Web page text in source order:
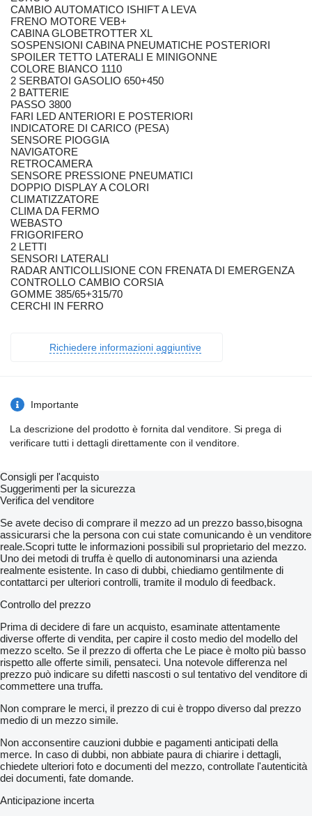
CAMBIO AUTOMATICO ISHIFT A LEVA
FRENO MOTORE VEB+
CABINA GLOBETROTTER XL
SOSPENSIONI CABINA PNEUMATICHE POSTERIORI
SPOILER TETTO LATERALI E MINIGONNE
COLORE BIANCO 1110
2 SERBATOI GASOLIO 650+450
2 BATTERIE
PASSO 3800
FARI LED ANTERIORI E POSTERIORI
INDICATORE DI CARICO (PESA)
SENSORE PIOGGIA
NAVIGATORE
RETROCAMERA
SENSORE PRESSIONE PNEUMATICI
DOPPIO DISPLAY A COLORI
CLIMATIZZATORE
CLIMA DA FERMO
WEBASTO
FRIGORIFERO
2 LETTI
SENSORI LATERALI
RADAR ANTICOLLISIONE CON FRENATA DI EMERGENZA
CONTROLLO CAMBIO CORSIA
GOMME 385/65+315/70
CERCHI IN FERRO
Richiedere informazioni aggiuntive
Importante
La descrizione del prodotto è fornita dal venditore. Si prega di
verificare tutti i dettagli direttamente con il venditore.
Consigli per l'acquisto
Suggerimenti per la sicurezza
Verifica del venditore
Se avete deciso di comprare il mezzo ad un prezzo basso,bisogna
assicurarsi che la persona con cui state comunicando è un venditore
reale.Scopri tutte le informazioni possibili sul proprietario del mezzo.
Uno dei metodi di truffa è quello di autonominarsi una azienda
realmente esistente. In caso di dubbi, chiediamo gentilmente di
contattarci per ulteriori controlli, tramite il modulo di feedback.
Controllo del prezzo
Prima di decidere di fare un acquisto, esaminate attentamente
diverse offerte di vendita, per capire il costo medio del modello del
mezzo scelto. Se il prezzo di offerta che Le piace è molto più basso
rispetto alle offerte simili, pensateci. Una notevole differenza nel
prezzo può indicare su difetti nascosti o sul tentativo del venditore di
commettere una truffa.
Non comprare le merci, il prezzo di cui è troppo diverso dal prezzo
medio di un mezzo simile.
Non acconsentire cauzioni dubbie e pagamenti anticipati della
merce. In caso di dubbi, non abbiate paura di chiarire i dettagli,
chiedete ulteriori foto e documenti del mezzo, controllate l'autenticità
dei documenti, fate domande.
Anticipazione incerta